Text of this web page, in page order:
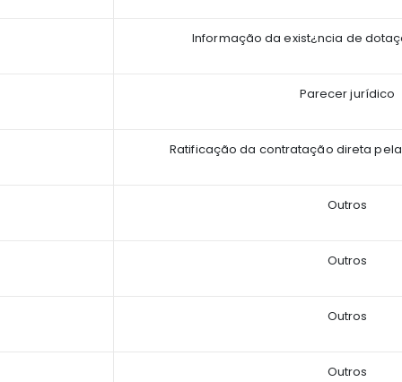
Informação da exist¿ncia de
Parecer jurídico
Ratificação da contratação direta
Outros
Outros
Outros
Outros